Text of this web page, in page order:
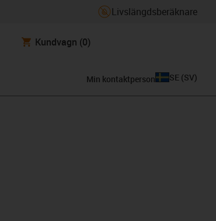
Livslängdsberäknare
Kundvagn (0)
Min kontaktperson SE (SV)